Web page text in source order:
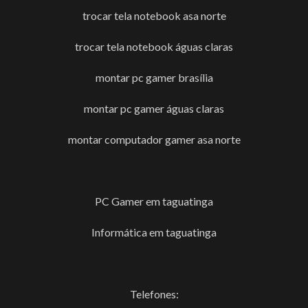
trocar tela notebook asa norte
trocar tela notebook águas claras
montar pc gamer brasília
montar pc gamer águas claras
montar computador gamer asa norte
PC Gamer em taguatinga
Informática em taguatinga
Telefones: